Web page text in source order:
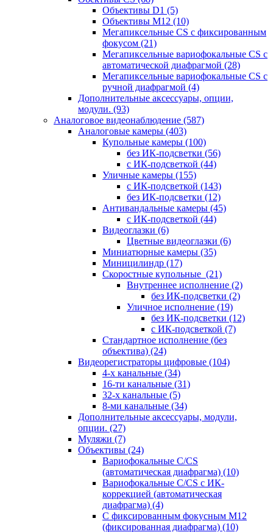
Объективы D1 (5)
Объективы M12 (10)
Мегапиксельные CS c фиксированным
фокусом (21)
Мегапиксельные вариофокальные CS c
автоматической диафрагмой (28)
Мегапиксельные вариофокальные CS c
ручной диафрагмой (4)
Дополнительные аксессуары, опции,
модули. (93)
Аналоговое видеонаблюдение (587)
Аналоговые камеры (403)
Купольные камеры (100)
без ИК-подсветки (56)
с ИК-подсветкой (44)
Уличные камеры (155)
с ИК-подсветкой (143)
без ИК-подсветки (12)
Антивандальные камеры (45)
с ИК-подсветкой (44)
Видеоглазки (6)
Цветные видеоглазки (6)
Миниатюрные камеры (35)
Миницилиндр (17)
Скоростные купольные (21)
Внутреннее исполнение (2)
без ИК-подсветки (2)
Уличное исполнение (19)
без ИК-подсветки (12)
с ИК-подсветкой (7)
Стандартное исполнение (без
объектива) (24)
Видеорегистраторы цифровые (104)
4-х канальные (34)
16-ти канальные (31)
32-х канальные (5)
8-ми канальные (34)
Дополнительные аксессуары, модули,
опции. (27)
Муляжи (7)
Объективы (24)
Вариофокальные C/CS
(автоматическая диафрагма) (10)
Вариофокальные C/CS с ИК-
коррекцией (автоматическая
диафрагма) (4)
С фиксированным фокусным М12
(фиксированная диафрагма) (10)